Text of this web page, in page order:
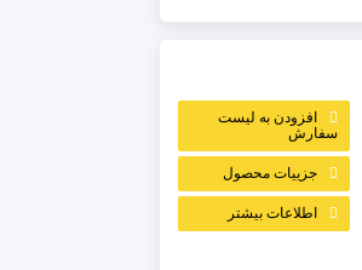
افزودن به لیست
سفارش
جزییات محصول
اطلاعات بیشتر